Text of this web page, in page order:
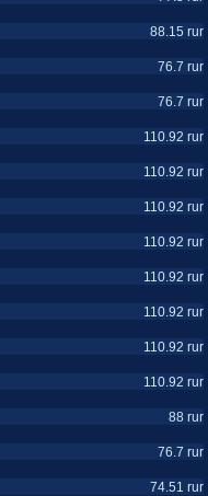
88.15 rur
76.7 rur
76.7 rur
110.92 rur
110.92 rur
110.92 rur
110.92 rur
110.92 rur
110.92 rur
110.92 rur
110.92 rur
88 rur
76.7 rur
74.51 rur